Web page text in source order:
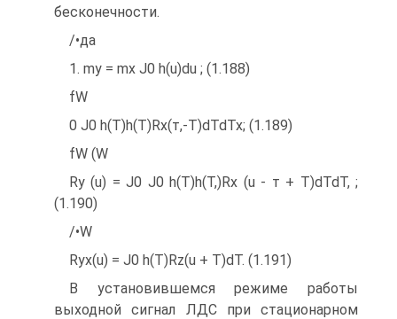
бесконечности.
/•да
1. my = mx J0 h(u)du ; (1.188)
fW
0 J0 h(T)h(T)Rx(т,-T)dTdTx; (1.189)
fW (W
Ry (u) = J0 J0 h(T)h(T,)Rx (u - т + T)dTdT, ;
(1.190)
/•W
Ryx(u) = J0 h(T)Rz(u + T)dT. (1.191)
В установившемся режиме работы
выходной сигнал ЛДС при стационарном